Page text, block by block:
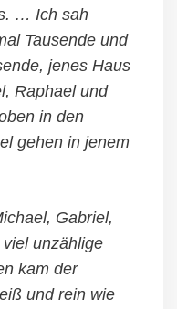
… Ich sah
Tausende und
jenes Haus
Raphael und
in den
gehen in jenem
Gabriel,
unzählige
kam der
und rein wie